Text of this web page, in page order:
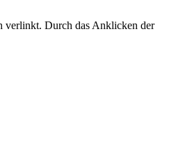
verlinkt. Durch das Anklicken der